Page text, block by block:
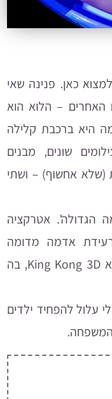
כאן. פנינה שאי
– הלוא הוא
היא ברכבת קלילה
שונים, מבנים
(שלא אחשוף) – ושתי
הגדולה'. אטרקציה
אדמה מדומה
שתטלטל אתכם (תרתי משמע). השניה היא King Kong 3D, בה
עלול להפחיד ילדים
המשפחה.